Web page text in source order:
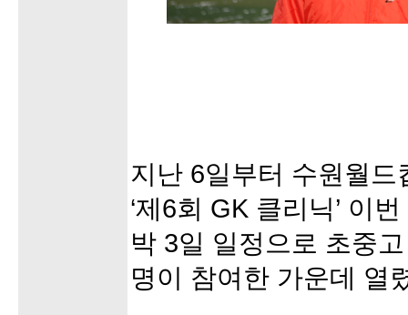
지난 6일부터 수원월
‘제6회 GK 클리닉’ 이
박 3일 일정으로 초중
명이 참여한 가운데 열